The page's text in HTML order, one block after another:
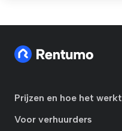
Prijzen en hoe het werkt
Voor verhuurders